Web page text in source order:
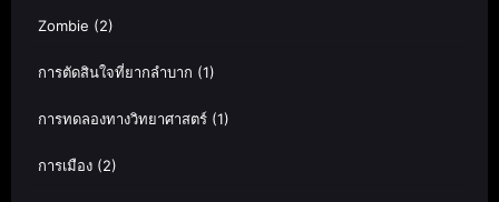
Zombie (2)
การตัดสินใจที่ยากลำบาก (1)
การทดลองทางวิทยาศาสตร์ (1)
การเมือง (2)